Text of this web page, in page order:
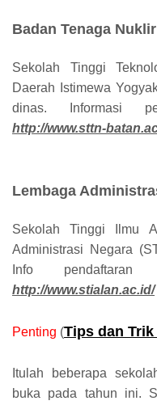
Badan Tenaga
Sekolah Tinggi
Daerah Istimewa
dinas. Informasi
http://www.sttn-
Lembaga
Sekolah Tinggi Ilmu
Administrasi Negara
Info
http://www.stialan.ac.id/
Penting (Tips dan Trik
Itulah beberapa
buka pada tahun ini.